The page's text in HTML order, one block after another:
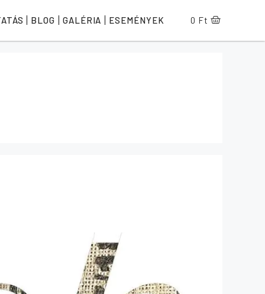
BLOG GALÉRIA ESEMÉNYEK 0 Ft